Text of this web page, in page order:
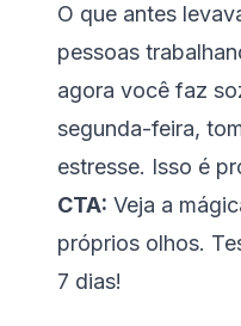
O que antes
pessoas
agora você faz
segunda-feira,
estresse. Isso é
CTA: Veja a
próprios olhos.
7 dias!